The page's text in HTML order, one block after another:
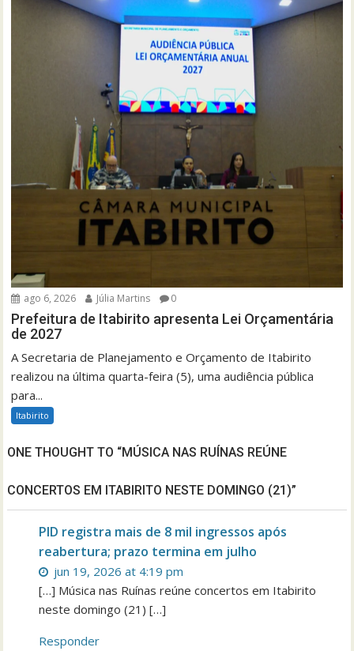
ago 6, 2026 Júlia Martins 0
Prefeitura de Itabirito apresenta Lei Orçamentária
de 2027
A Secretaria de Planejamento e Orçamento de Itabirito
realizou na última quarta-feira (5), uma audiência pública
para...
Itabirito
ONE THOUGHT TO “MÚSICA NAS RUÍNAS REÚNE
CONCERTOS EM ITABIRITO NESTE DOMINGO (21)”
PID registra mais de 8 mil ingressos após
reabertura; prazo termina em julho
jun 19, 2026 at 4:19 pm
[…] Música nas Ruínas reúne concertos em Itabirito
neste domingo (21) […]
Responder